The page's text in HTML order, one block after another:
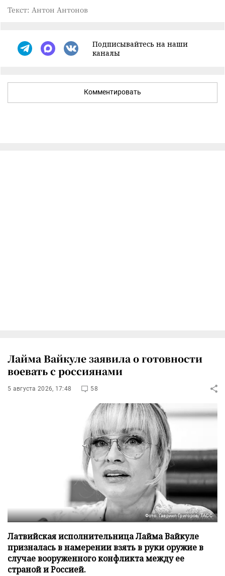
Текст: Антон Антонов
Подписывайтесь на наши
каналы
Комментировать
Лайма Вайкуле заявила о готовности
воевать с россиянами
5 августа 2026, 17:48 58
Фото: Гавриил Григоров/ТАСС
Латвийская исполнительница Лайма Вайкуле
призналась в намерении взять в руки оружие в
случае вооруженного конфликта между ее
страной и Россией.